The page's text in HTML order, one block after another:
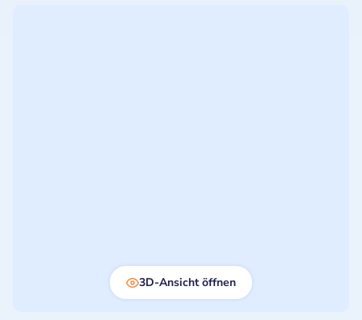
3D-Ansicht öffnen